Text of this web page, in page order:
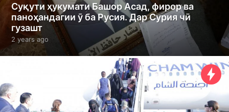
Суқути ҳукумати Башор Асад, фирор ва
паноҳандагии ӯ ба Русия. Дар Сурия чӣ
гузашт
2 years ago
e
g